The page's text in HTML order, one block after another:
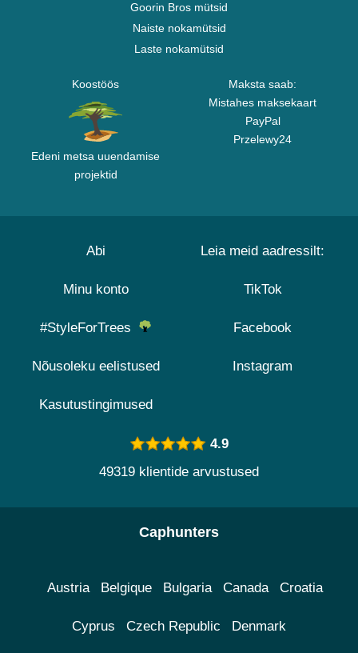
Goorin Bros mütsid
Naiste nokamütsid
Laste nokamütsid
Koostöös
Edeni metsa uuendamise
projektid
Maksta saab:
Mistahes maksekaart
PayPal
Przelewy24
Abi
Minu konto
#StyleForTrees
Nõusoleku eelistused
Kasutustingimused
Leia meid aadressilt:
TikTok
Facebook
Instagram
4.9
49319 klientide arvustused
Caphunters
Austria Belgique Bulgaria Canada Croatia
Cyprus Czech Republic Denmark